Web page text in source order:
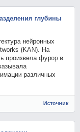
глубины
нейронных
(KAN). На
произвела фурор в
различных
Источник